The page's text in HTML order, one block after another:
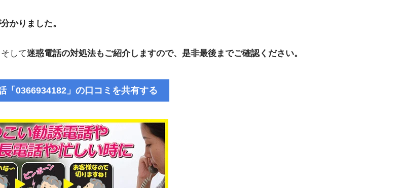
かりました。
して迷惑電話の対処法もご紹介しますので、是非最後までご確認ください。
「0366934182」の口コミを共有する